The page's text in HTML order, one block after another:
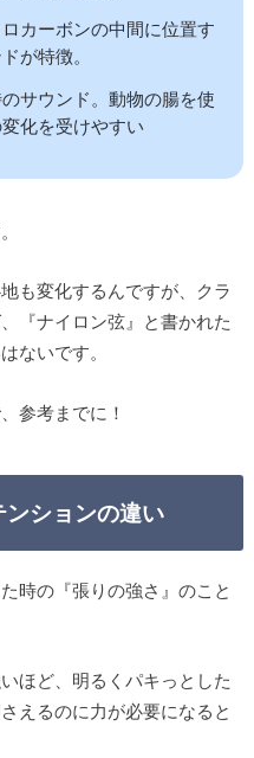
カーボンの中間に位置す
が特徴。
サウンド。動物の腸を使
化を受けやすい
も変化するんですが、クラ
『ナイロン弦』と書かれた
ないです。
参考までに！
ションの違い
時の『張りの強さ』のこと
ほど、明るくパキっとした
えるのに力が必要になると